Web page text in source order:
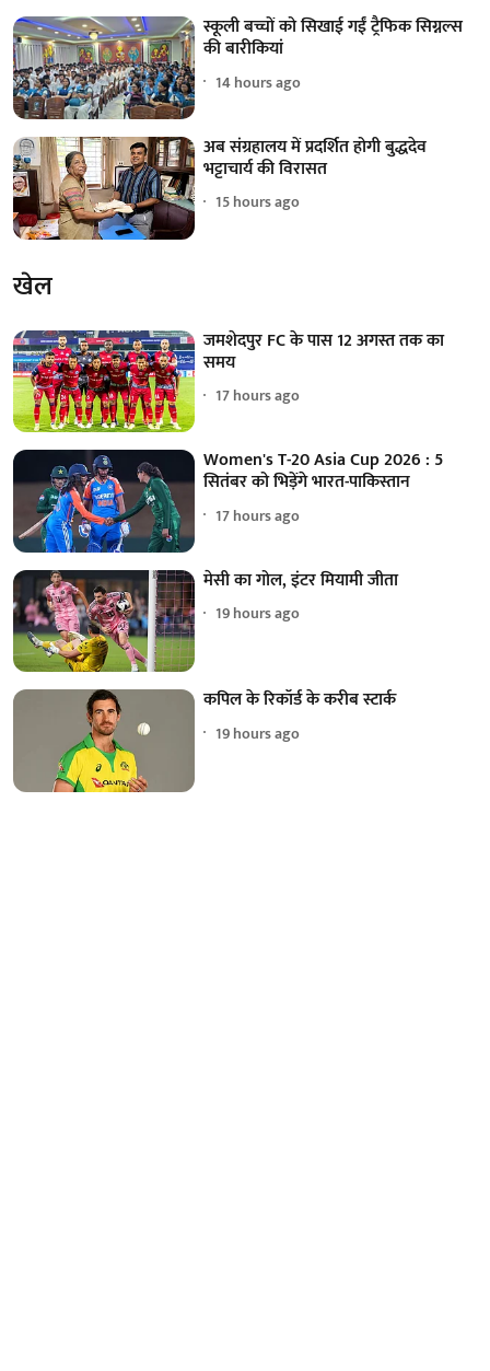
स्कूली बच्चों को सिखाई गईं ट्रैफिक सिग्नल्स
की बारीकियां
14 hours ago
अब संग्रहालय में प्रदर्शित होगी बुद्धदेव
भट्टाचार्य की विरासत
15 hours ago
खेल
जमशेदपुर FC के पास 12 अगस्त तक का
समय
17 hours ago
Women's T-20 Asia Cup 2026 : 5
सितंबर को भिड़ेंगे भारत-पाकिस्तान
17 hours ago
मेसी का गोल, इंटर मियामी जीता
19 hours ago
कपिल के रिकॉर्ड के करीब स्टार्क
19 hours ago